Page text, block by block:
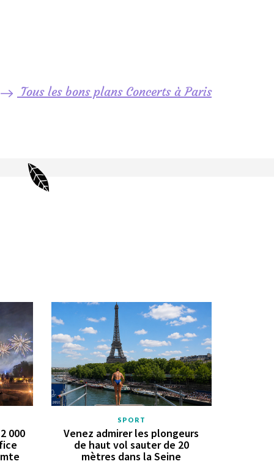
Tous les bons plans Concerts à Paris
000
SPORT
Venez admirer les plongeurs
de haut vol sauter de 20
mètres dans la Seine